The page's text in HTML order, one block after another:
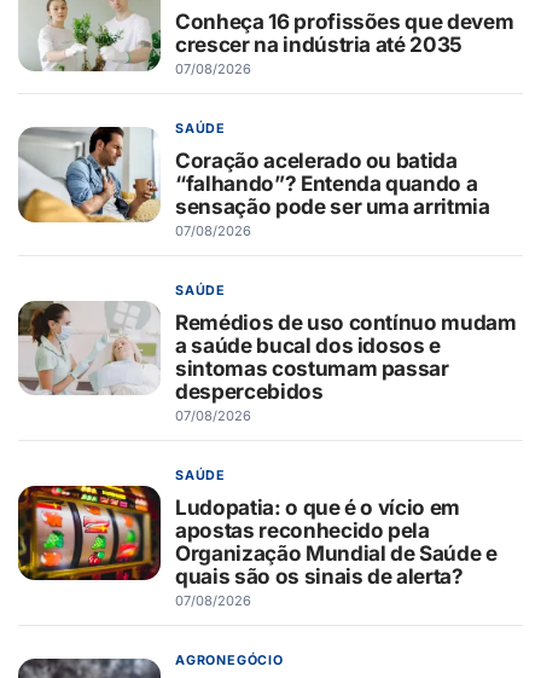
Conheça 16 profissões que devem
crescer na indústria até 2035
07/08/2026
SAÚDE
Coração acelerado ou batida
“falhando”? Entenda quando a
sensação pode ser uma arritmia
07/08/2026
SAÚDE
Remédios de uso contínuo mudam
a saúde bucal dos idosos e
sintomas costumam passar
despercebidos
07/08/2026
SAÚDE
Ludopatia: o que é o vício em
apostas reconhecido pela
Organização Mundial de Saúde e
quais são os sinais de alerta?
07/08/2026
AGRONEGÓCIO